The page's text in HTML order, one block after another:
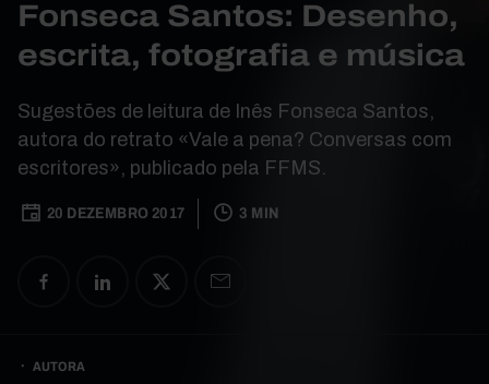
Fonseca Santos: Desenho,
escrita, fotografia e música
Sugestões de leitura de Inês Fonseca Santos,
autora do retrato «Vale a pena? Conversas com
escritores», publicado pela FFMS.
20 DEZEMBRO 2017 3 MIN
AUTORA